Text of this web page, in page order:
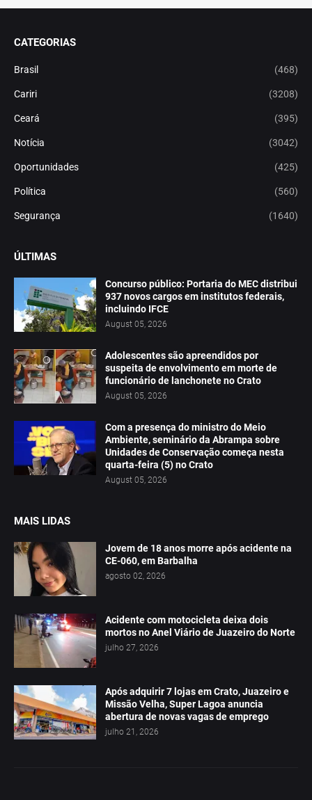
CATEGORIAS
Brasil (468)
Cariri (3208)
Ceará (395)
Notícia (3042)
Oportunidades (425)
Política (560)
Segurança (1640)
ÚLTIMAS
Concurso público: Portaria do MEC distribui
937 novos cargos em institutos federais,
incluindo IFCE
August 05, 2026
Adolescentes são apreendidos por
suspeita de envolvimento em morte de
funcionário de lanchonete no Crato
August 05, 2026
Com a presença do ministro do Meio
Ambiente, seminário da Abrampa sobre
Unidades de Conservação começa nesta
quarta-feira (5) no Crato
August 05, 2026
MAIS LIDAS
Jovem de 18 anos morre após acidente na
CE-060, em Barbalha
agosto 02, 2026
Acidente com motocicleta deixa dois
mortos no Anel Viário de Juazeiro do Norte
julho 27, 2026
Após adquirir 7 lojas em Crato, Juazeiro e
Missão Velha, Super Lagoa anuncia
abertura de novas vagas de emprego
julho 21, 2026